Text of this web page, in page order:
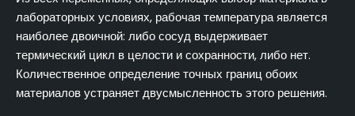
лабораторных условиях, рабочая температура является
наиболее двоичной: либо сосуд выдерживает
термический цикл в целости и сохранности, либо нет.
Количественное определение точных границ обоих
материалов устраняет двусмысленность этого решения.